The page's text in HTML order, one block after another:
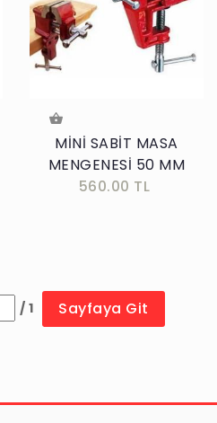
MİNİ SABİT MASA
MENGENESİ 50 MM
560.00 TL
/ 1 Sayfaya Git